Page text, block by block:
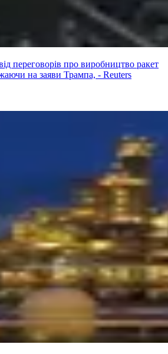
переговорів про виробництво ракет
на заяви Трампа, - Reuters